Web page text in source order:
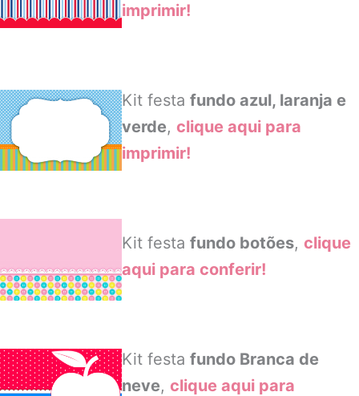
imprimir!
Kit festafundo azul, laranja e
verde,clique aqui para
imprimir!
Kit festafundo botões,clique
aqui para conferir!
Kit festafundo Branca de
neve,clique aqui para